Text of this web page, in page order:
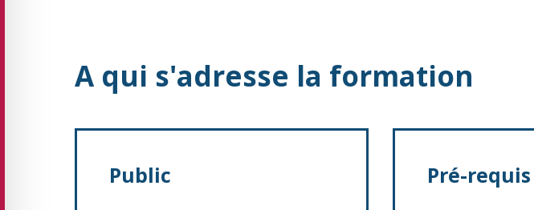
A qui s'adresse la formation
Public Pré-requis